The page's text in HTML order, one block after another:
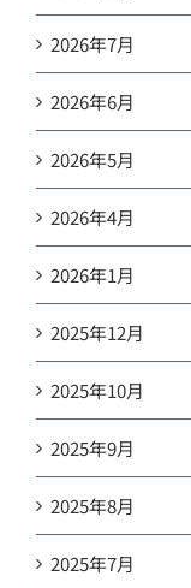
2026年7月
2026年6月
2026年5月
2026年4月
2026年1月
2025年12月
2025年10月
2025年9月
2025年8月
2025年7月